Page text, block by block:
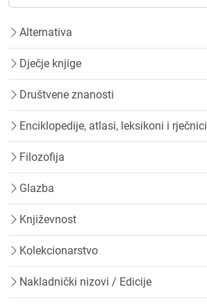
Alternativa
Dječje knjige
Društvene znanosti
Enciklopedije, atlasi, leksikoni i rječnici
Filozofija
Glazba
Književnost
Kolekcionarstvo
Nakladnički nizovi / Edicije